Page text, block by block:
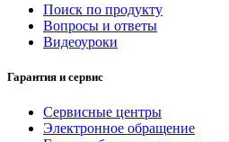
Поиск по продукту
Вопросы и ответы
Видеоуроки
Гарантия и сервис
Сервисные центры
Электронное обращение